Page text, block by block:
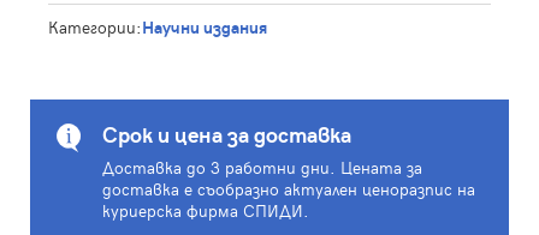
Категории:Научни издания
Срок и цена за доставка
Доставка до 3 работни дни. Цената за
доставка е съобразно актуален ценоразпис на
куриерска фирма СПИДИ.